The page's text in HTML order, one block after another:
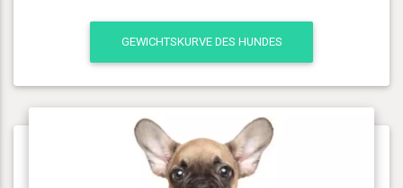
GEWICHTSKURVE DES HUNDES